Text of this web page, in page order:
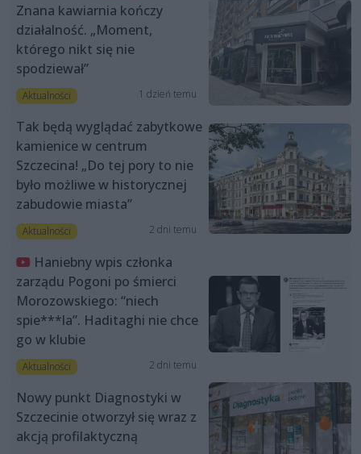
Znana kawiarnia kończy
działalność. „Moment,
którego nikt się nie
spodziewał”
Aktualności 1 dzień temu
Tak będą wyglądać zabytkowe
kamienice w centrum
Szczecina! „Do tej pory to nie
było możliwe w historycznej
zabudowie miasta”
Aktualności 2 dni temu
Haniebny wpis członka
zarządu Pogoni po śmierci
Morozowskiego: “niech
spie***la”. Haditaghi nie chce
go w klubie
Aktualności 2 dni temu
Nowy punkt Diagnostyki w
Szczecinie otworzył się wraz z
akcją profilaktyczną